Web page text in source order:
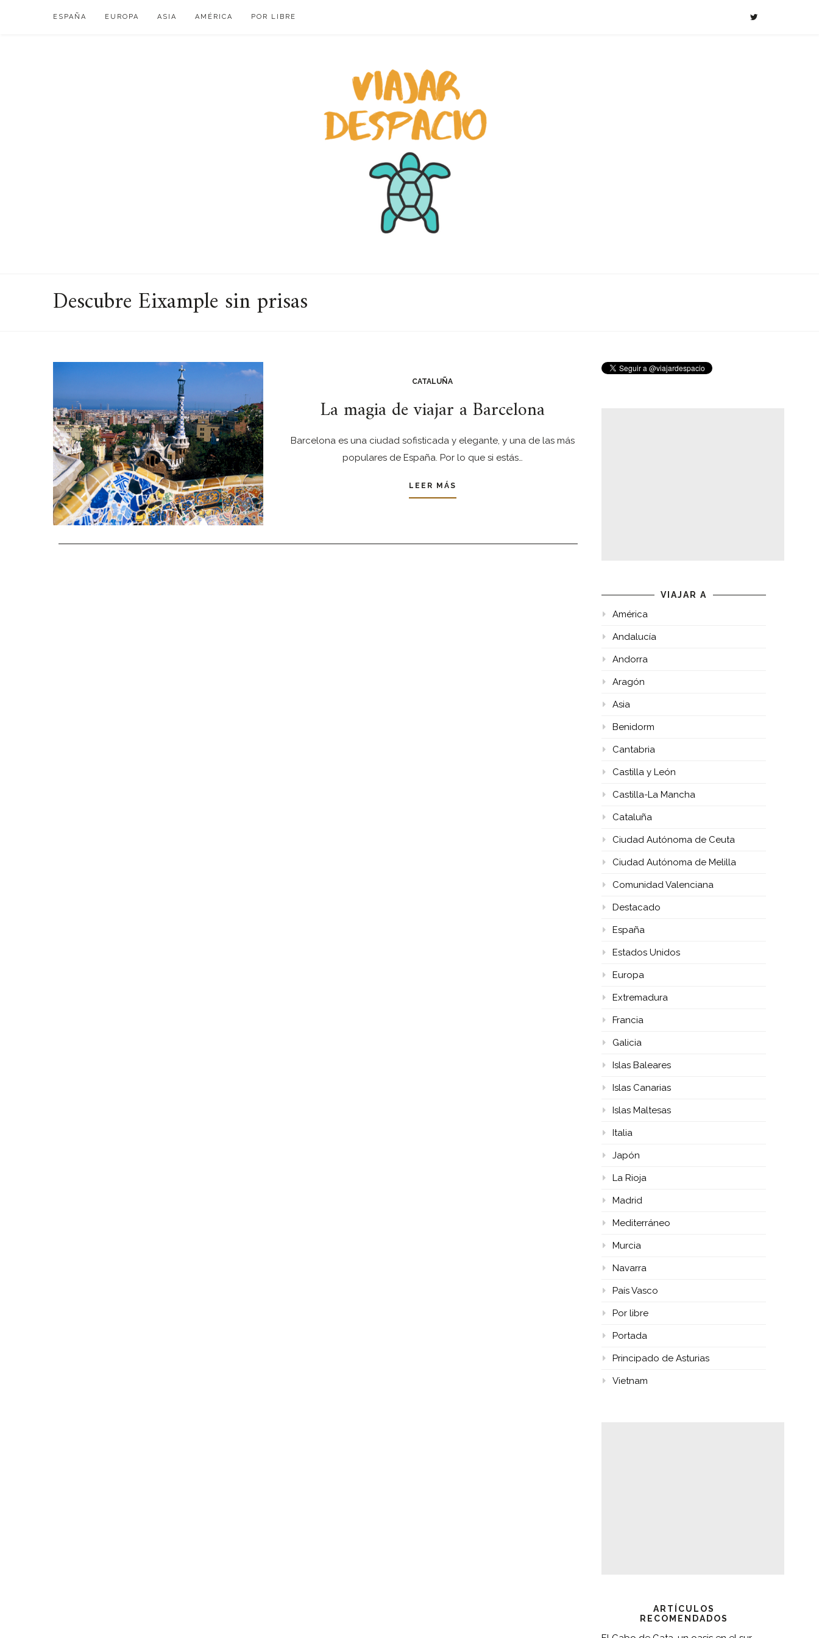
ESPAÑA EUROPA ASIA AMÉRICA POR LIBRE
Descubre Eixample sin prisas
CATALUÑA
La magia de viajar a Barcelona
Barcelona es una ciudad sofisticada y elegante, y una de las más
populares de España. Por lo que si estás…
LEER MÁS
VIAJAR A
América
Andalucía
Andorra
Aragón
Asia
Benidorm
Cantabria
Castilla y León
Castilla-La Mancha
Cataluña
Ciudad Autónoma de Ceuta
Ciudad Autónoma de Melilla
Comunidad Valenciana
Destacado
España
Estados Unidos
Europa
Extremadura
Francia
Galicia
Islas Baleares
Islas Canarias
Islas Maltesas
Italia
Japón
La Rioja
Madrid
Mediterráneo
Murcia
Navarra
País Vasco
Por libre
Portada
Principado de Asturias
Vietnam
ARTÍCULOS
RECOMENDADOS